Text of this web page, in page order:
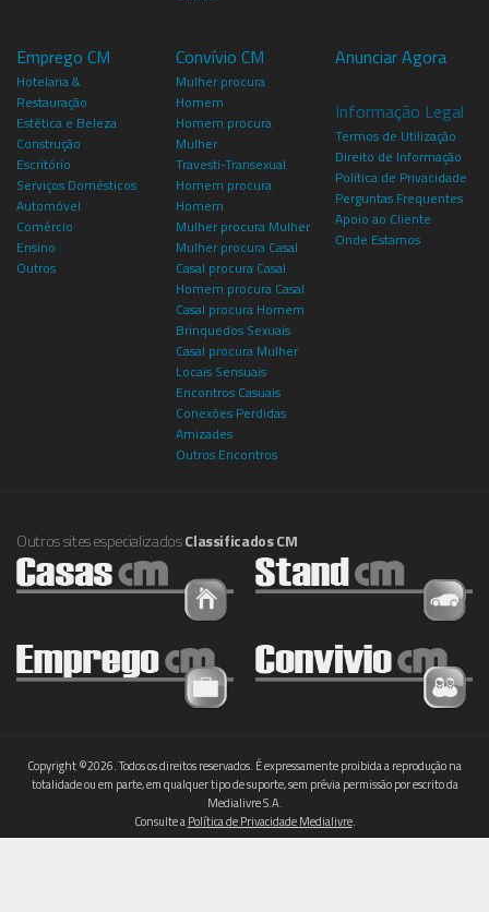
Emprego CM
Hotelaria &
Restauração
Estética e Beleza
Construção
Escritório
Serviços Domésticos
Automóvel
Comércio
Ensino
Outros
Convívio CM
Mulher procura
Homem
Homem procura
Mulher
Travesti-Transexual
Homem procura
Homem
Mulher procura Mulher
Mulher procura Casal
Casal procura Casal
Homem procura Casal
Casal procura Homem
Brinquedos Sexuais
Casal procura Mulher
Locais Sensuais
Encontros Casuais
Conexões Perdidas
Amizades
Outros Encontros
Anunciar Agora
Informação Legal
Termos de Utilização
Direito de Informação
Política de Privacidade
Perguntas Frequentes
Apoio ao Cliente
Onde Estamos
Outros sites especializadosClassificados CM
Copyright ©2026. Todos os direitos reservados. É expressamente proibida a reprodução na
totalidade ou em parte, em qualquer tipo de suporte, sem prévia permissão por escrito da
Medialivre S.A.
Consulte aPolítica de Privacidade Medialivre.